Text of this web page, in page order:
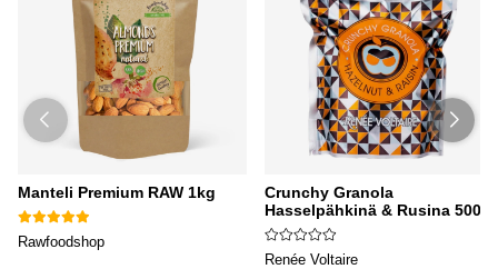
Manteli Premium RAW 1kg
Rawfoodshop
Crunchy Granola
Hasselpähkinä & Rusina 500g
Renée Voltaire